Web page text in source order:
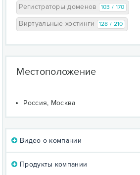
Регистраторы доменов 103 / 170
Виртуальные хостинги 128 / 210
Местоположение
Россия, Москва
Видео о компании
Продукты компании